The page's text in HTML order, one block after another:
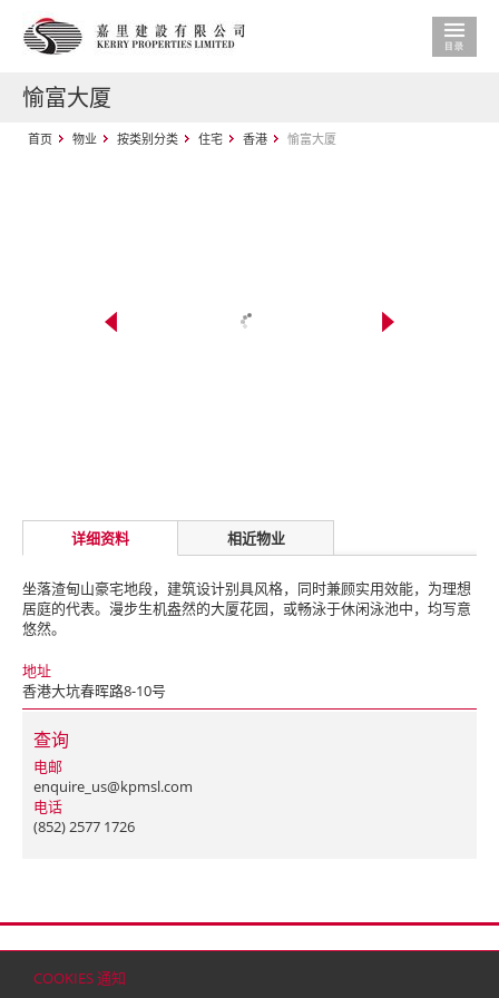
COOKIES 通知
愉富大厦
首页 物业 按类别分类 住宅 香港 愉富大厦
详细资料 相近物业
坐落渣甸山豪宅地段，建筑设计别具风格，同时兼顾实用效能，为理想
居庭的代表。漫步生机盎然的大厦花园，或畅泳于休闲泳池中，均写意
悠然。
地址
香港大坑春晖路8-10号
查询
电邮
enquire_us@kpmsl.com
电话
(852) 2577 1726
© 2026 嘉里建设有限公司 (于百慕达注册成立之有限公司)